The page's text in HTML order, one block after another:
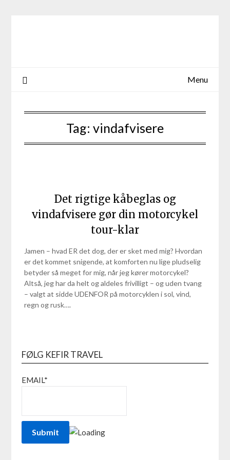
Menu
Tag: vindafvisere
Det rigtige kåbeglas og
vindafvisere gør din motorcykel
tour-klar
Jamen – hvad ER det dog, der er sket med mig? Hvordan
er det kommet snigende, at komforten nu lige pludselig
betyder så meget for mig, når jeg kører motorcykel?
Altså, jeg har da helt og aldeles frivilligt – og uden tvang
– valgt at sidde UDENFOR på motorcyklen i sol, vind,
regn og rusk….
FØLG KEFIR TRAVEL
EMAIL*